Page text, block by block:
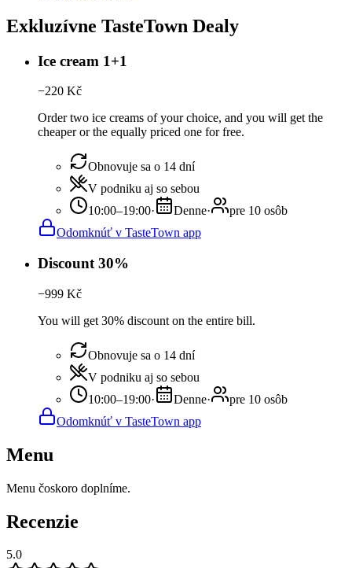
Exkluzívne TasteTown Dealy
Ice cream 1+1
−220 Kč
Order two ice creams of your choice, and you will get the
cheaper or the equally priced one for free.
Obnovuje sa o 14 dní
V podniku aj so sebou
10:00–19:00· Denne·
pre 10 osôb
Odomknúť v TasteTown app
Discount 30%
−999 Kč
You will get 30% discount on the entire bill.
Obnovuje sa o 14 dní
V podniku aj so sebou
10:00–19:00· Denne·
pre 10 osôb
Odomknúť v TasteTown app
Menu
Menu čoskoro doplníme.
Recenzie
5.0